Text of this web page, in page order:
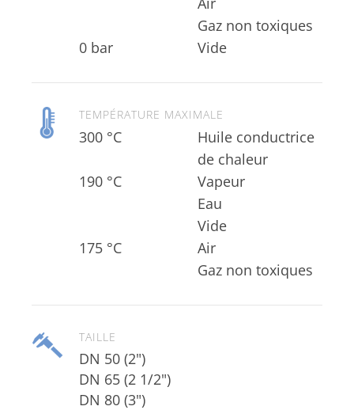
Gaz non toxiques
0 bar
Vide
TEMPÉRATURE MAXIMALE
300 °C
Huile conductrice
de chaleur
190 °C
Vide
175 °C
Gaz non toxiques
TAILLE
DN 50 (2")
DN 65 (2 1/2")
DN 80 (3")